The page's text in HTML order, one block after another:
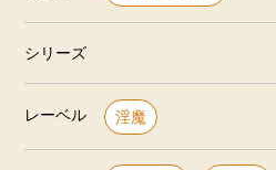
シリーズ
レーベル 淫魔